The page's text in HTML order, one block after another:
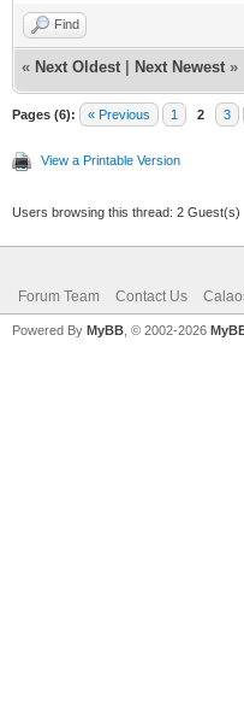
Find
« Next Oldest Next Newest »
Pages (6): « Previous 1 2 3
View a Printable Version
Users browsing this thread: 2 Guest(s)
Forum Team Contact Us
Powered By MyBB , © 2002-2026